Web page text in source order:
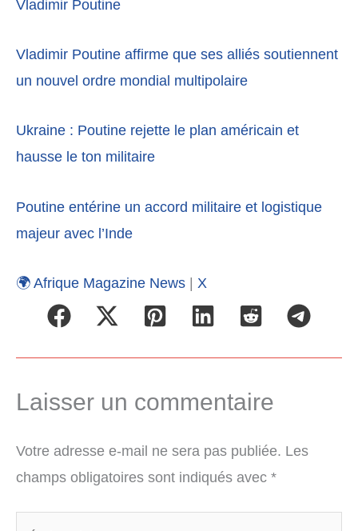
Vladimir Poutine
Vladimir Poutine affirme que ses alliés soutiennent
un nouvel ordre mondial multipolaire
Ukraine : Poutine rejette le plan américain et
hausse le ton militaire
Poutine entérine un accord militaire et logistique
majeur avec l’Inde
🌍 Afrique Magazine News | X
Laisser un commentaire
Votre adresse e-mail ne sera pas publiée. Les
champs obligatoires sont indiqués avec *